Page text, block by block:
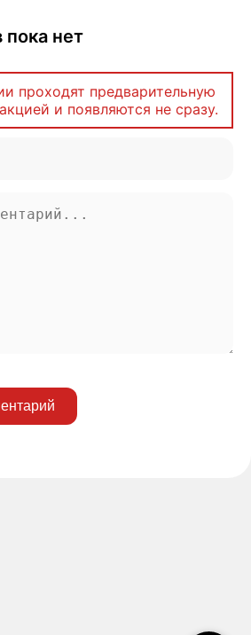
нет
проходят предварительную
и появляются не сразу.